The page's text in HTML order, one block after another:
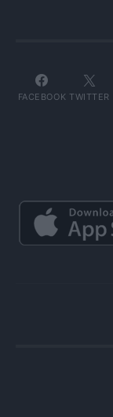
FACEBOOK TWITTER